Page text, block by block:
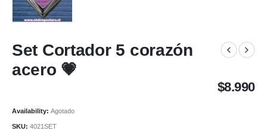
Set Cortador 5 corazón
acero 💗
$8.990
Availability: Agotado
SKU: 4021SET